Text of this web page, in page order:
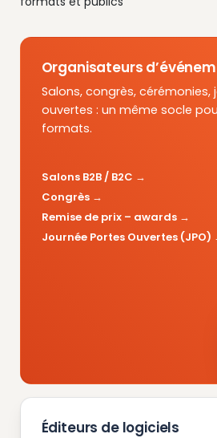
Organisateurs
Salons, congrès, cérémonies,
ouvertes : un même socle
formats.
Salons B2B / B2C
Congrès
Remise de prix – awards
Journée Portes Ouvertes (JPO)
Éditeurs de logiciels